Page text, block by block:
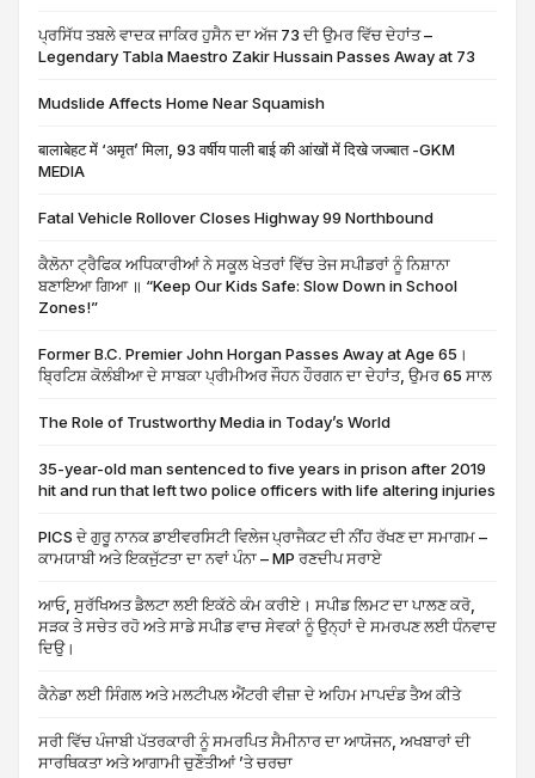
ਪ੍ਰਸਿੱਧ ਤਬਲੇ ਵਾਦਕ ਜਾਕਿਰ ਹੁਸੈਨ ਦਾ ਅੱਜ 73 ਦੀ ਉਮਰ ਵਿੱਚ ਦੇਹਾਂਤ –
Legendary Tabla Maestro Zakir Hussain Passes Away at 73
Mudslide Affects Home Near Squamish
बालाबेहट में ‘अमृत’ मिला, 93 वर्षीय पाली बाई की आंखों में दिखे जज्बात -GKM
MEDIA
Fatal Vehicle Rollover Closes Highway 99 Northbound
ਕੈਲੋਨਾ ਟ੍ਰੈਫਿਕ ਅਧਿਕਾਰੀਆਂ ਨੇ ਸਕੂਲ ਖੇਤਰਾਂ ਵਿੱਚ ਤੇਜ ਸਪੀਡਰਾਂ ਨੂੰ ਨਿਸ਼ਾਨਾ
ਬਣਾਇਆ ਗਿਆ ॥ “Keep Our Kids Safe: Slow Down in School
Zones!”
Former B.C. Premier John Horgan Passes Away at Age 65।
ਬ੍ਰਿਟਿਸ਼ ਕੋਲੰਬੀਆ ਦੇ ਸਾਬਕਾ ਪ੍ਰੀਮੀਅਰ ਜੌਹਨ ਹੌਰਗਨ ਦਾ ਦੇਹਾਂਤ, ਉਮਰ 65 ਸਾਲ
The Role of Trustworthy Media in Today’s World
35-year-old man sentenced to five years in prison after 2019
hit and run that left two police officers with life altering injuries
PICS ਦੇ ਗੁਰੂ ਨਾਨਕ ਡਾਈਵਰਸਿਟੀ ਵਿਲੇਜ ਪ੍ਰਾਜੈਕਟ ਦੀ ਨੀਂਹ ਰੱਖਣ ਦਾ ਸਮਾਗਮ –
ਕਾਮਯਾਬੀ ਅਤੇ ਇਕਜੁੱਟਤਾ ਦਾ ਨਵਾਂ ਪੰਨਾ – MP ਰਣਦੀਪ ਸਰਾਏ
ਆਓ, ਸੁਰੱਖਿਅਤ ਡੈਲਟਾ ਲਈ ਇਕੱਠੇ ਕੰਮ ਕਰੀਏ। ਸਪੀਡ ਲਿਮਟ ਦਾ ਪਾਲਣ ਕਰੋ,
ਸੜਕ ਤੇ ਸਚੇਤ ਰਹੋ ਅਤੇ ਸਾਡੇ ਸਪੀਡ ਵਾਚ ਸੇਵਕਾਂ ਨੂੰ ਉਨ੍ਹਾਂ ਦੇ ਸਮਰਪਣ ਲਈ ਧੰਨਵਾਦ
ਦਿਉ।
ਕੈਨੇਡਾ ਲਈ ਸਿੰਗਲ ਅਤੇ ਮਲਟੀਪਲ ਐਂਟਰੀ ਵੀਜ਼ਾ ਦੇ ਅਹਿਮ ਮਾਪਦੰਡ ਤੈਅ ਕੀਤੇ
ਸਰੀ ਵਿੱਚ ਪੰਜਾਬੀ ਪੱਤਰਕਾਰੀ ਨੂੰ ਸਮਰਪਿਤ ਸੈਮੀਨਾਰ ਦਾ ਆਯੋਜਨ, ਅਖਬਾਰਾਂ ਦੀ
ਸਾਰਥਿਕਤਾ ਅਤੇ ਆਗਾਮੀ ਚੁਣੌਤੀਆਂ ’ਤੇ ਚਰਚਾ